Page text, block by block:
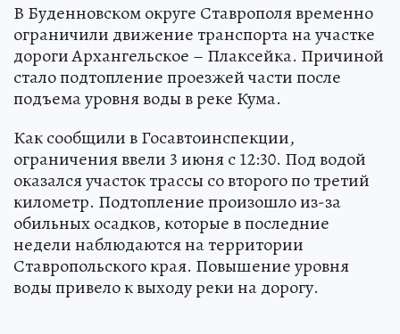
В Буденновском округе Ставрополя временно
ограничили движение транспорта на участке
дороги Архангельское – Плаксейка. Причиной
стало подтопление проезжей части после
подъема уровня воды в реке Кума.
Как сообщили в Госавтоинспекции,
ограничения ввели 3 июня с 12:30. Под водой
оказался участок трассы со второго по третий
километр. Подтопление произошло из-за
обильных осадков, которые в последние
недели наблюдаются на территории
Ставропольского края. Повышение уровня
воды привело к выходу реки на дорогу.